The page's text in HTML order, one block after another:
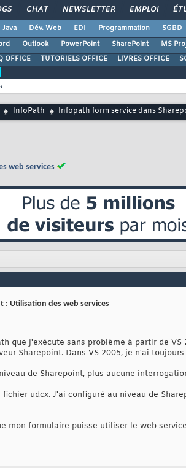
CHAT NEWSLETTER EMPLOI
Java Dév. Web EDI Programmation SGBD
Outlook PowerPoint SharePoint MS
OFFICE TUTORIELS OFFICE LIVRES OFFICE
InfoPath Infopath form service dans
web services
: Utilisation des web services
que j'exécute sans problème à partir de
Sharepoint. Dans VS 2005, je n'ai
de Sharepoint, plus aucune
udcx. J'ai configuré au niveau de
mon formulaire puisse utiliser le web